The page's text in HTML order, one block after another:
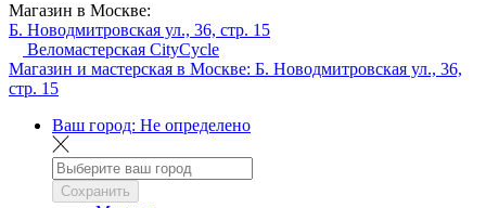
Магазин в Москве:
Б. Новодмитровская ул., 36, стр. 15
Веломастерская CityCycle
Магазин и мастерская в Москве: Б. Новодмитровская ул., 36,
стр. 15
Ваш город: Не определено
Сохранить